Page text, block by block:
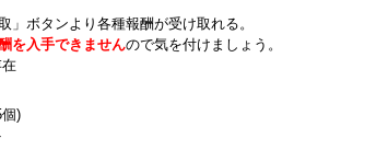
」ボタンより各種報酬が受け取れる。
を入手できませんので気を付けましょう。
)